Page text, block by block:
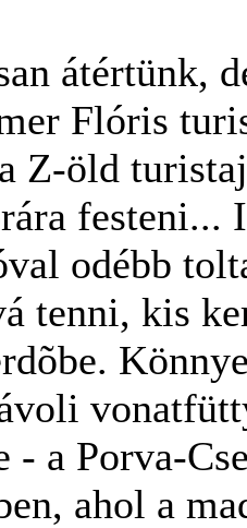
átértünk,
Flóris
Z-öld
festeni...
odébb
tenni, kis
- a Porva-
ahol a